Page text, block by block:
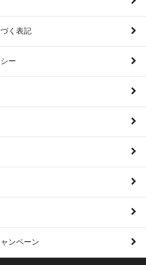
く表記
ー
ンペーン